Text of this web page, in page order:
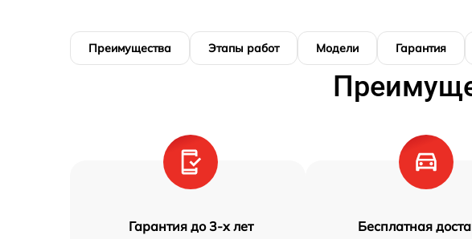
Преимущества Этапы работ Модели Гарантия
Гарантия до 3-х лет Бесплатная